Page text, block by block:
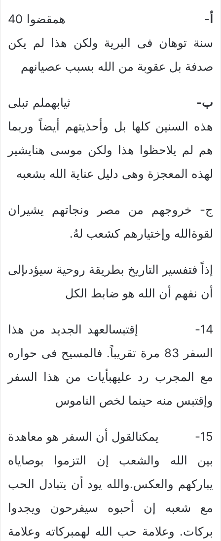
أ‌-
همقضوا 40
سنة توهان فى البرية ولكن هذا لم يكن
صدفة بل عقوبة من الله بسبب عصيانهم
ب‌- ثيابهملم تبلى
هذه السنين كلها بل وأحذيتهم أيضاً وربما
هم لم يلاحظوا هذا ولكن موسى هنايشير
لهذه المعجزة وهى دليل عناية الله بشعبه
ج- خروجهم من مصر ونجاتهم يشيران
لقوةالله وإختيارهم كشعب لهُ.
إذاً فتفسير التاريخ بطريقة روحية سيؤدىإلى
أن نفهم أن الله هو ضابط الكل
14- إقتبسالعهد الجديد من هذا
السفر 83 مرة تقريباً. فالمسيح فى حواره
مع المجرب رد عليهبأيات من هذا السفر
وإقتبس منه حينما لخص الناموس
15- يمكنالقول أن السفر هو معاهدة
بين الله والشعب إن التزموا بوصاياه
يباركهم والعكس.والله يود أن يتبادل الحب
مع شعبه إن أحبوه سيفرحون ويجدوا
بركات. وعلامة حب الله لهمبركاته وعلامة